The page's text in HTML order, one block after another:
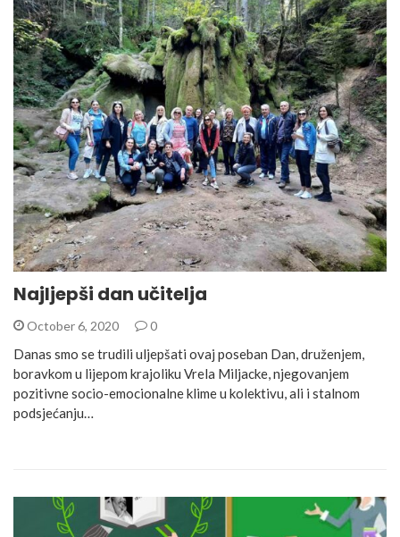
Najljepši dan učitelja
October 6, 2020 0
Danas smo se trudili uljepšati ovaj poseban Dan, druženjem,
boravkom u lijepom krajoliku Vrela Miljacke, njegovanjem
pozitivne socio-emocionalne klime u kolektivu, ali i stalnom
podsjećanju…